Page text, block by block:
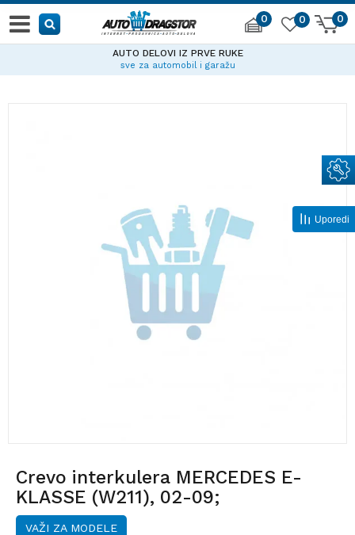
0 0
0
AUTO DELOVI IZ PRVE RUKE
sve za automobil i garažu
Crevo interkulera MERCEDES E-
KLASSE (W211), 02-09;
VAŽI ZA MODELE
Uporedi